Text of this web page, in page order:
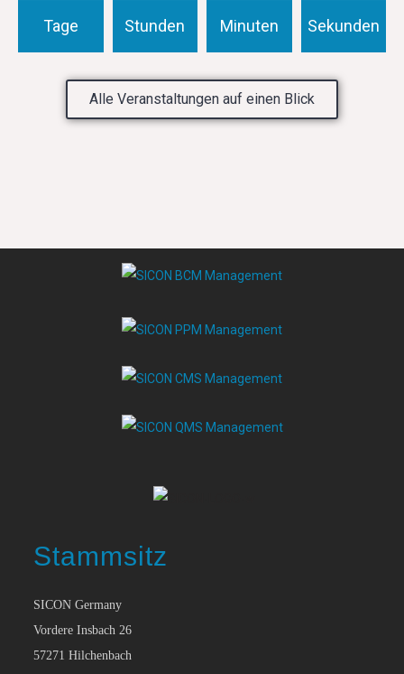
Tage Stunden Minuten Sekunden
Alle Veranstaltungen auf einen Blick
Stammsitz
SICON Germany
Vordere Insbach 26
57271 Hilchenbach